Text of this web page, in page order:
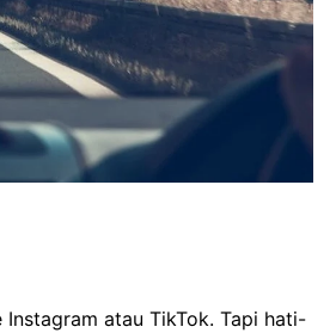
atau TikTok. Tapi hati-